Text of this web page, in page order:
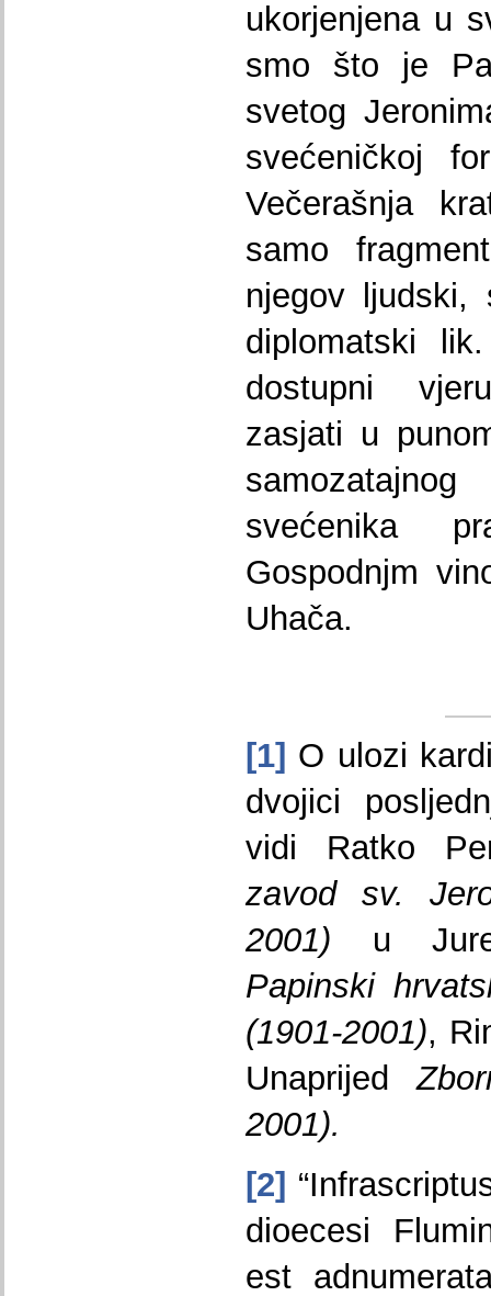
ukorjenjena u
smo što je
svetog
svećeničkoj
Večerašnja
samo
njegov ljudski,
diplomatski
dostupni
zasjati u
svećenika
Gospodnjm
Uhača.
[1] O ulozi
dvojici
vidi Ratko
zavod sv.
2001) u
Papinski
(1901-2001),
Unaprijed
2001).
[2]
dioecesi
est